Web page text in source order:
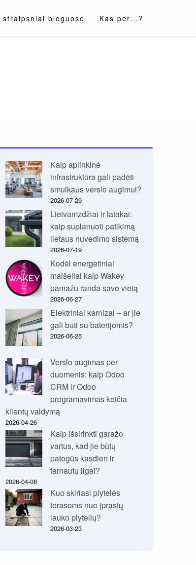
straipsniai bloguose Kas per…?
Kaip aplinkinė
infrastruktūra gali padėti
smulkaus verslo augimui?
2026-07-29
Lietvamzdžiai ir latakai:
kaip suplanuoti patikimą
lietaus nuvedimo sistemą
2026-07-19
Kodėl energetiniai
maišeliai kaip Wakey
pamažu randa savo vietą
2026-06-27
Elektriniai karnizai – ar jie
gali būti su baterijomis?
2026-06-25
Verslo augimas per
duomenis: kaip Odoo
CRM ir Odoo
programavimas keičia
klientų valdymą
2026-04-26
Kaip išsirinkti garažo
vartus, kad jie būtų
patogūs kasdien ir
tarnautų ilgai?
2026-04-08
Kuo skiriasi plytelės
terasoms nuo įprastų
lauko plytelių?
2026-03-23